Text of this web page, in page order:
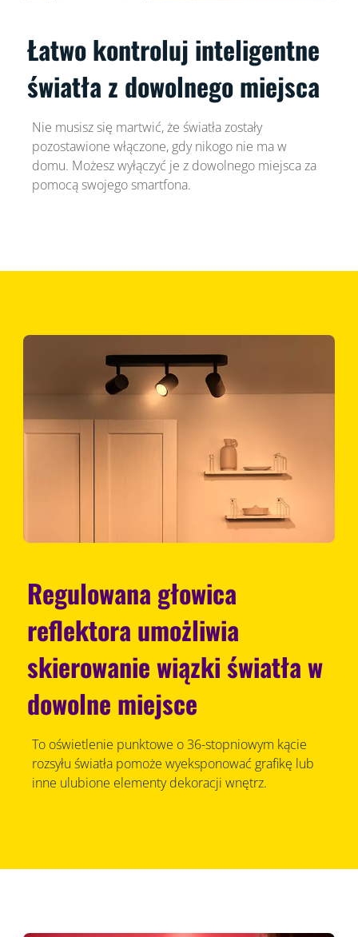
Łatwo kontroluj inteligentne
światła z dowolnego miejsca
Nie musisz się martwić, że światła zostały
pozostawione włączone, gdy nikogo nie ma w
domu. Możesz wyłączyć je z dowolnego miejsca za
pomocą swojego smartfona.
Regulowana głowica
reflektora umożliwia
skierowanie wiązki światła w
dowolne miejsce
To oświetlenie punktowe o 36-stopniowym kącie
rozsyłu światła pomoże wyeksponować grafikę lub
inne ulubione elementy dekoracji wnętrz.